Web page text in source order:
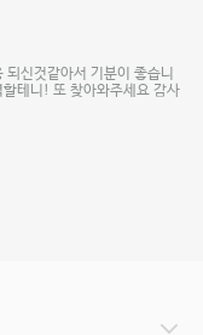
신것같아서 기분이 좋습니
테니! 또 찾아와주세요 감사